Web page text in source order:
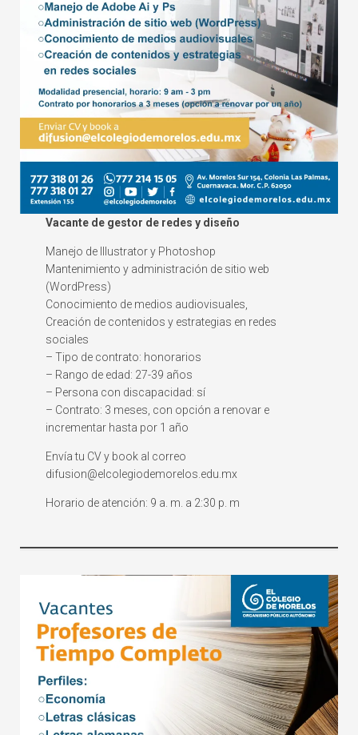
Vacante de gestor de redes y diseño
Manejo de Illustrator y Photoshop
Mantenimiento y administración de sitio web
(WordPress)
Conocimiento de medios audiovisuales,
Creación de contenidos y estrategias en redes
sociales
– Tipo de contrato: honorarios
– Rango de edad: 27-39 años
– Persona con discapacidad: sí
– Contrato: 3 meses, con opción a renovar e
incrementar hasta por 1 año
Envía tu CV y book al correo
difusion@elcolegiodemorelos.edu.mx
Horario de atención: 9 a. m. a 2:30 p. m